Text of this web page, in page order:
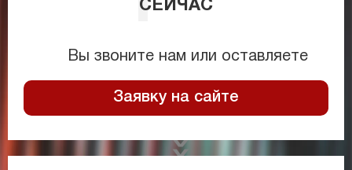
СЕЙЧАС
Вы звоните нам или оставляете
Заявку на сайте